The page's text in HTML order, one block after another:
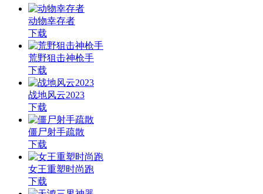
动物幸存者
下载
荒野狙击神枪手
下载
战地风云2023
下载
僵尸射手疏散
下载
女王重塑时尚跑
下载